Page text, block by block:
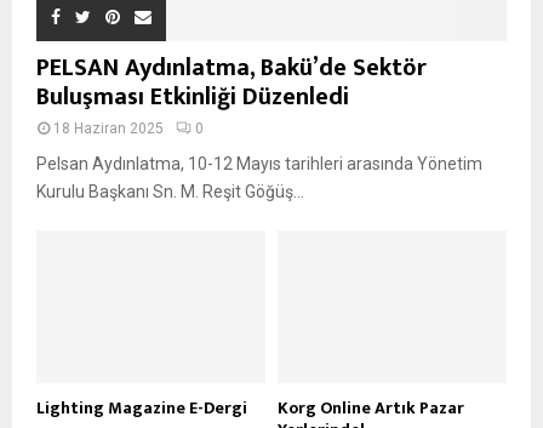
PELSAN Aydınlatma, Bakü’de Sektör
Buluşması Etkinliği Düzenledi
18 Haziran 2025 0
Pelsan Aydınlatma, 10-12 Mayıs tarihleri arasında Yönetim
Kurulu Başkanı Sn. M. Reşit Göğüş...
Lighting Magazine E-Dergi Korg Online Artık Pazar